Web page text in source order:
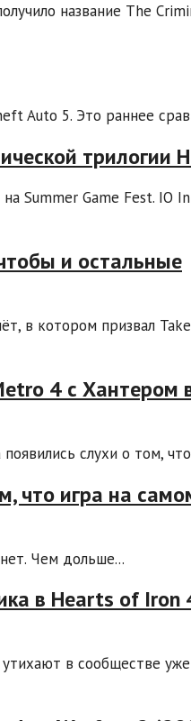
название The
Auto 5. Это раннее
трилогии
Summer Game Fest. IO
и остальные
в котором призвал
4 с Хантером
слухи о том,
что игра на
Чем дольше...
в Hearts of Iron
в сообществе